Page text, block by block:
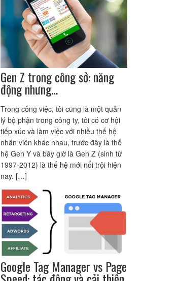
Gen Z trong công sở: năng
động nhưng…
Trong công việc, tôi cũng là một quản
lý bộ phận trong công ty, tôi có cơ hội
tiếp xúc và làm việc với nhiều thế hệ
nhân viên khác nhau, trước đây là thế
hệ Gen Y và bây giờ là Gen Z (sinh từ
1997-2012) là thế hệ mới nổi trội hiện
nay. […]
Google Tag Manager vs Page